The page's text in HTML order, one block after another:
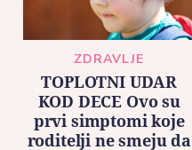
ZDRAVLJE
TOPLOTNI UDAR
KOD DECE Ovo su
prvi simptomi koje
roditelji ne smeju da